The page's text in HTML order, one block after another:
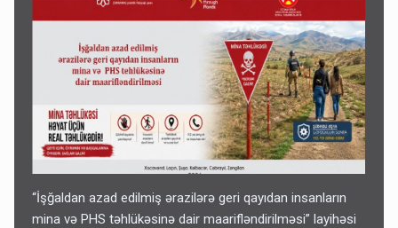
“İşğaldan azad edilmiş ərazilərə geri qayıdan insanların
mina və PHS təhlükəsinə dair maarifləndirilməsi” layihəsi